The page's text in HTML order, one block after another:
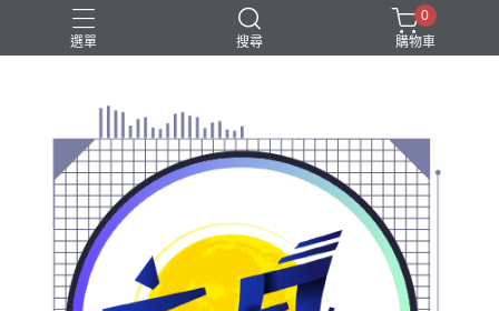
選單 搜尋
0
購物車